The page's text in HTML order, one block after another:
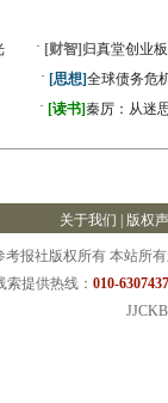
· [财智] 归真堂创业
· [思想]全球债务危
· [读书]秦厉：从迷
关于我们 版权
考报社版权所有 本站所
索提供热线： 010-